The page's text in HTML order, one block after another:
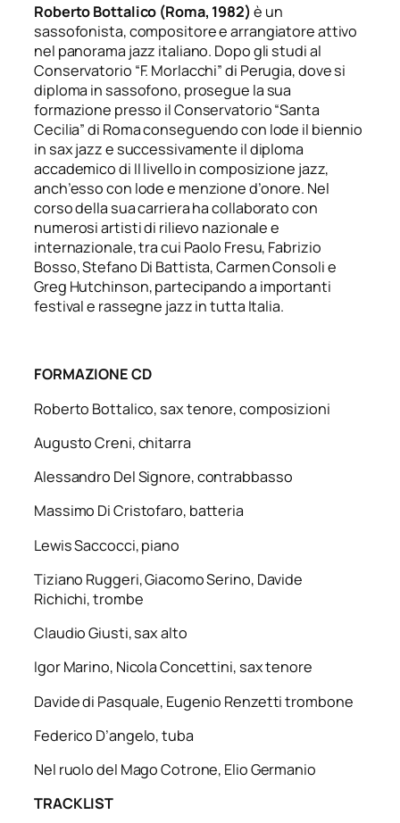
Roberto Bottalico (Roma, 1982) è un
sassofonista, compositore e arrangiatore attivo
nel panorama jazz italiano. Dopo gli studi al
Conservatorio “F. Morlacchi” di Perugia, dove si
diploma in sassofono, prosegue la sua
formazione presso il Conservatorio “Santa
Cecilia” di Roma conseguendo con lode il biennio
in sax jazz e successivamente il diploma
accademico di II livello in composizione jazz,
anch’esso con lode e menzione d’onore. Nel
corso della sua carriera ha collaborato con
numerosi artisti di rilievo nazionale e
internazionale, tra cui Paolo Fresu, Fabrizio
Bosso, Stefano Di Battista, Carmen Consoli e
Greg Hutchinson, partecipando a importanti
festival e rassegne jazz in tutta Italia.
FORMAZIONE CD
Roberto Bottalico, saxtenore,composizioni
Augusto Creni,chitarra
Alessandro Del Signore,contrabbasso
Massimo Di Cristofaro, batteria
Lewis Saccocci,piano
Tiziano Ruggeri, Giacomo Serino, Davide
Richichi,trombe
Claudio Giusti,saxalto
Igor Marino, Nicola Concettini, saxtenore
Davide di Pasquale, Eugenio Renzettitrombone
Federico D’angelo,tuba
Nel ruolo del Mago Cotrone, Elio Germanio
TRACKLIST